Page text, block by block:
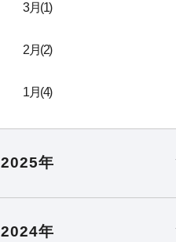
3月(1)
2月(2)
1月(4)
2025年
2024年